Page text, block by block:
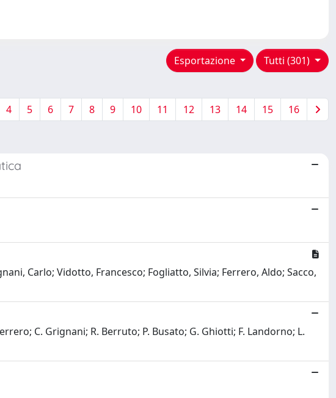
Tutti (301)
Esportazione
4 5 6 7 8 9 10 11 12 13 14 15 16
Carlo; Vidotto, Francesco; Fogliatto, Silvia; Ferrero, Aldo; Sacco,
C. Grignani; R. Berruto; P. Busato; G. Ghiotti; F. Landorno; L.